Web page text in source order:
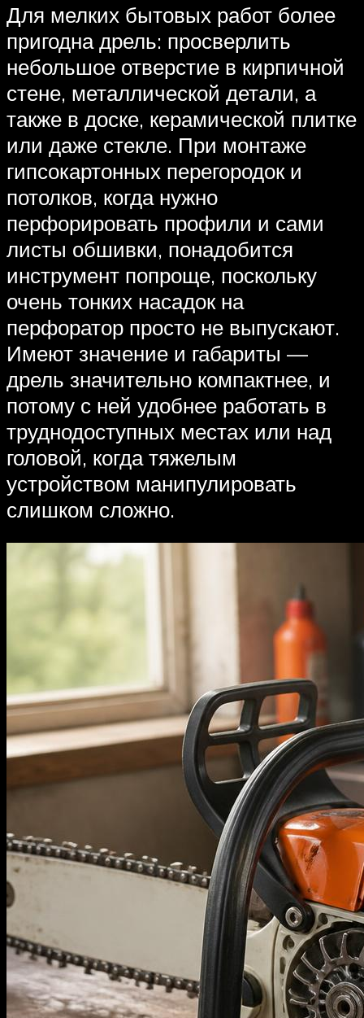
Для мелких бытовых работ более
пригодна дрель: просверлить
небольшое отверстие в кирпичной
стене, металлической детали, а
также в доске, керамической плитке
или даже стекле. При монтаже
гипсокартонных перегородок и
потолков, когда нужно
перфорировать профили и сами
листы обшивки, понадобится
инструмент попроще, поскольку
очень тонких насадок на
перфоратор просто не выпускают.
Имеют значение и габариты —
дрель значительно компактнее, и
потому с ней удобнее работать в
труднодоступных местах или над
головой, когда тяжелым
устройством манипулировать
слишком сложно.